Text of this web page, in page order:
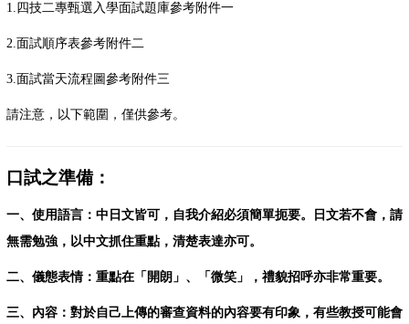
1.四技二專甄選入學面試題庫參考附件一
2.面試順序表參考附件二
3.面試當天流程圖參考附件三
請注意，以下範圍，僅供參考。
口試之準備：
一、使用語言：中日文皆可，自我介紹必須簡單扼要。日文若不會，請
無需勉強，以中文抓住重點，清楚表達亦可。
二、儀態表情：重點在「開朗」、「微笑」，禮貌招呼亦非常重要。
三、內容：對於自己上傳的審查資料的內容要有印象，有些教授可能會